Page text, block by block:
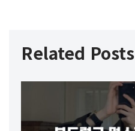
Related Posts